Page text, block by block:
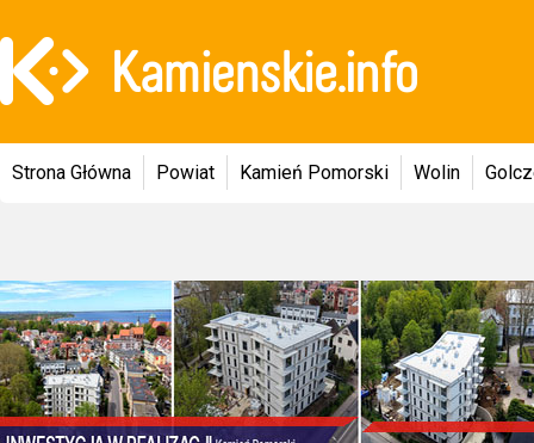
Strona Główna Powiat Kamień Pomorski Wolin